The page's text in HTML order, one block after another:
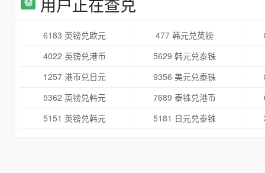
用户正在查兑
6183 英镑兑欧元 477 韩元兑英镑
4022 英镑兑港币
5629 韩元兑泰铢
1257 港币兑日元
9356 美元兑泰铢
5362 英镑兑韩元
7689 泰铢兑港币
5151 英镑兑韩元
5181 日元兑泰铢